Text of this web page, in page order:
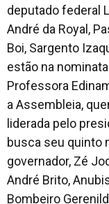
deputado federal
André da Royal,
Boi, Sargento
estão na
Professora
a Assembleia,
liderada pelo
busca seu quinto
governador, Zé
André Brito,
Bombeiro